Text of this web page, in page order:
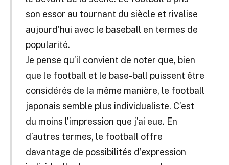
son essor au tournant du siècle et rivalise
aujourd’hui avec le baseball en termes de
popularité.
Je pense qu’il convient de noter que, bien
que le football et le base-ball puissent être
considérés de la même manière, le football
japonais semble plus individualiste. C’est
du moins l’impression que j’ai eue. En
d’autres termes, le football offre
davantage de possibilités d’expression